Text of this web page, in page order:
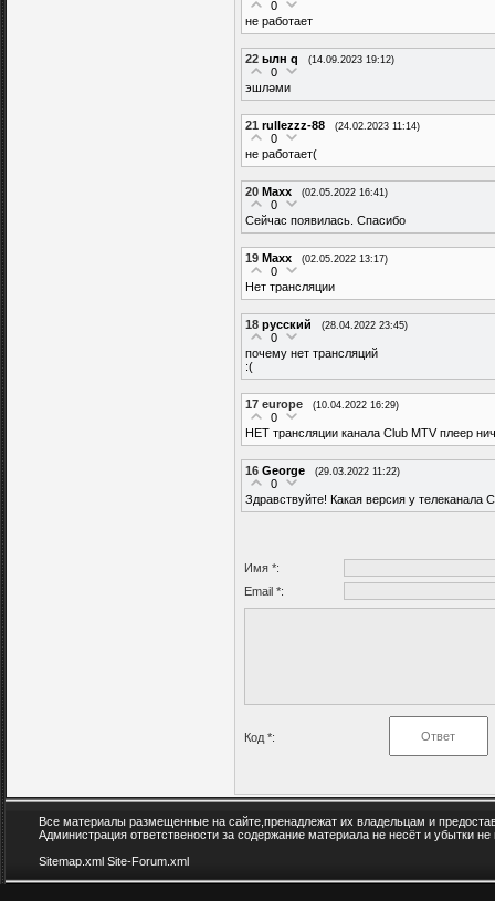
0
не работает
22 ылн q (14.09.2023 19:12)
0
эшләми
21 rullezzz-88 (24.02.2023 11:14)
0
не работает(
20 Maxx (02.05.2022 16:41)
0
Сейчас появилась. Спасибо
19 Maxx (02.05.2022 13:17)
0
Нет трансляции
18 русский (28.04.2022 23:45)
0
почему нет трансляций
:(
17 europe (10.04.2022 16:29)
0
НЕТ трансляции канала Club MTV плеер
16 George (29.03.2022 11:22)
0
Здравствуйте! Какая версия у телеканала
Имя *:
Email *:
Код *:
Все материалы размещенные на сайте,пренадлежат их владельцам и
Администрация ответствености за содержание материала не несёт и убытки
Sitemap.xml Site-Forum.xml